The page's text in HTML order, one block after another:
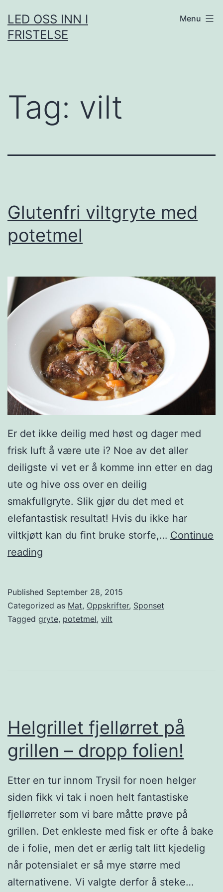
to
content
LED OSS INN I
FRISTELSE
Menu
Tag: vilt
Glutenfri viltgryte med
potetmel
Er det ikke deilig med høst og dager med
frisk luft å være ute i? Noe av det aller
deiligste vi vet er å komme inn etter en dag
ute og hive oss over en deilig
smakfullgryte. Slik gjør du det med et
elefantastisk resultat! Hvis du ikke har
viltkjøtt kan du fint bruke storfe,… Continue
reading
t
e
r
i
l
t
m
Published September 28, 2015
Categorized as Mat, Oppskrifter, Sponset
Tagged gryte, potetmel, vilt
Helgrillet fjellørret på
grillen – dropp folien!
Etter en tur innom Trysil for noen helger
siden fikk vi tak i noen helt fantastiske
fjellørreter som vi bare måtte prøve på
grillen. Det enkleste med fisk er ofte å bake
de i folie, men det er ærlig talt litt kjedelig
når potensialet er så mye større med
alternativene. Vi valgte derfor å steke…